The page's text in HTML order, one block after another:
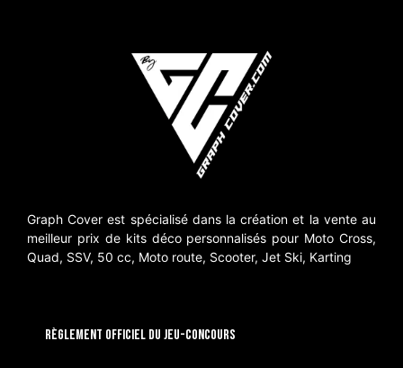
Graph Cover est spécialisé dans la création et la vente au
meilleur prix de kits déco personnalisés pour Moto Cross,
Quad, SSV, 50 cc, Moto route, Scooter, Jet Ski, Karting
RÈGLEMENT OFFICIEL DU JEU-CONCOURS